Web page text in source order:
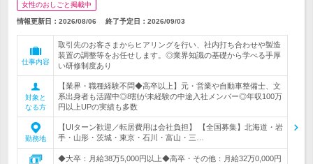
女性のおしごと掲載中
情報更新日：2026/08/06 終了予定日： 2026/09/03
仕事内容
取引先のお客さまからヒアリングを行い、社内打ち合わせや製造
装置の調整等をお任せします。◎業界知識の基礎から学べる手厚
い研修制度あり
対象と
なる方
【業界・職種経験不問◆高卒以上】元・営業や自動車整備士、文
系出身者も活躍中◎8割が未経験の中途入社メンバー◎年収100万
円以上UPの実績も多数
勤務地
【UIターン歓迎／転居費用は会社負担】 【全国募集】北海道・岩
手・山形・茨城・東京・石川・富山・三…
◆大卒：月給38万5,000円以上◆高卒・その他：月給32万0,000円